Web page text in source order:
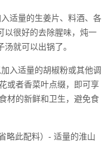
适量的生姜片、料酒、各
以很好的去除腥味，炖一
就可以出锅了。
入适量的胡椒粉或其他调
或者香菜叶点缀，即可享
材的新鲜和卫生，避免食
略此配料）- 适量的淮山